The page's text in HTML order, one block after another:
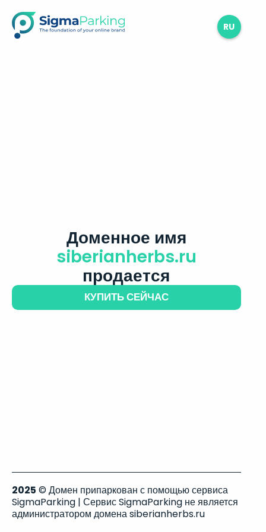
RU
Доменное имя
siberianherbs.ru
продается
КУПИТЬ СЕЙЧАС
2025 © Домен припаркован с помощью сервиса
SigmaParking | Сервис SigmaParking не является
администратором домена siberianherbs.ru